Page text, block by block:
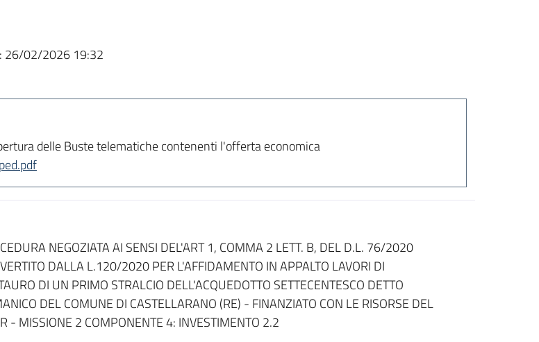
26/02/2026 19:32
delle Buste telematiche contenenti l'offerta economica
del bando
NEGOZIATA AI SENSI DEL'ART 1, COMMA 2 LETT. B, DEL D.L. 76/2020
DALLA L.120/2020 PER L'AFFIDAMENTO IN APPALTO LAVORI DI
DI UN PRIMO STRALCIO DELL'ACQUEDOTTO SETTECENTESCO DETTO
DEL COMUNE DI CASTELLARANO (RE) - FINANZIATO CON LE RISORSE DEL
- MISSIONE 2 COMPONENTE 4: INVESTIMENTO 2.2